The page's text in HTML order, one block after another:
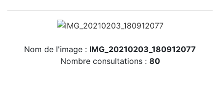
Nom de l'image : IMG_20210203_180912077
Nombre consultations : 80